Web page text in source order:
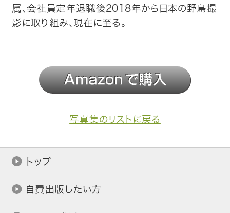
属、会社員定年退職後2018年から日本の野鳥撮
影に取り組み、現在に至る。
写真集のリストに戻る
トップ
自費出版したい方